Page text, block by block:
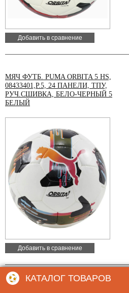
КАТАЛОГ ТОВАРОВ
Добавить в сравнение
МЯЧ ФУТБ. PUMA ORBITA 5 HS,
08433401,Р.5, 24 ПАНЕЛИ, ТПУ,
РУЧ.СШИВКА, БЕЛО-ЧЕРНЫЙ 5
БЕЛЫЙ
Добавить в сравнение
МЯЧ ФУТБОЛЬНЫЙ TORRES T-PRO